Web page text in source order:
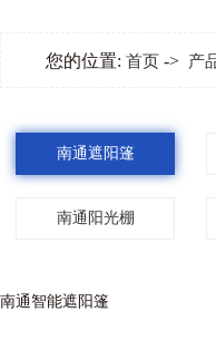
您的位置: 首页 -> 产
南通遮阳篷
南通阳光棚
南通智能遮阳篷